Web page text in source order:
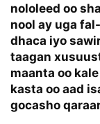
nololeed oo
nool ay uga
dhaca iyo
taagan
maanta oo
kasta oo aad
gocasho